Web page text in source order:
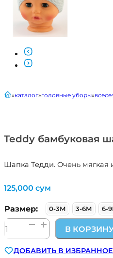
Teddy бамбуковая
Шапка Тедди. Очень мягкая
главнаякаталог головные уборы
125,000 сум
Размер: 0-3М 3-6М 6-
Количество
товара
бамбуковая
В
ДОБАВИТЬ В ИЗБРАННОЕ